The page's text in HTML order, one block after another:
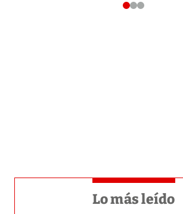
Lo más leído